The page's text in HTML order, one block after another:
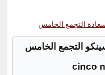
التجمع الخامس
التجمع الخامس
cinco